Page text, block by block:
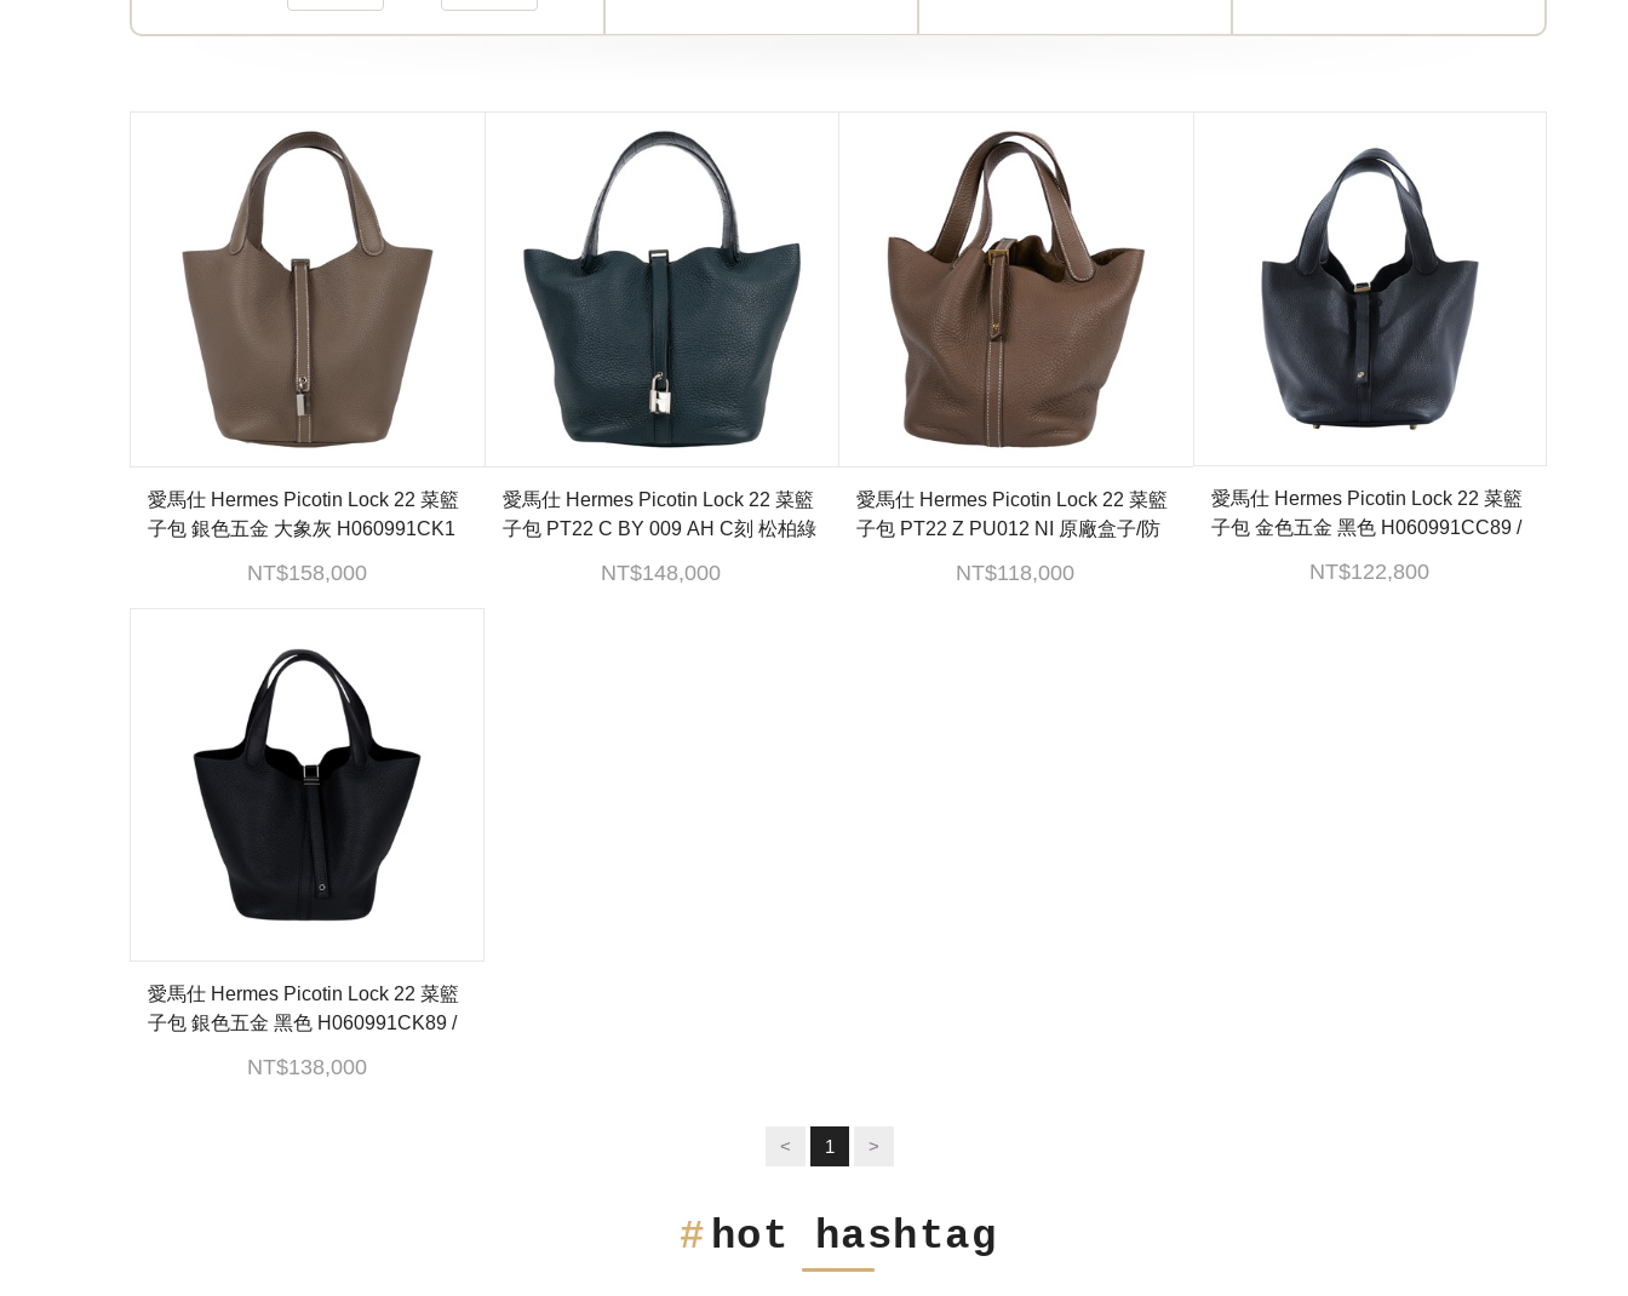
愛馬仕 Hermes Picotin Lock 22 菜籃
子包 銀色五金 大象灰 H060991CK1
鎖組/購買證明正本
NT$158,000
愛馬仕 Hermes Picotin Lock 22 菜籃
子包 PT22 C BY 009 AH C刻 松柏綠
NT$148,000
愛馬仕 Hermes Picotin Lock 22 菜籃
子包 PT22 Z PU012 NI 原廠盒子/防
NT$118,000
愛馬仕 Hermes Picotin Lock 22 菜籃
子包 金色五金 黑色 H060991CC89 /
NT$122,800
愛馬仕 Hermes Picotin Lock 22 菜籃
子包 銀色五金 黑色 H060991CK89 /
NT$138,000
< 1 >
hot hashtag